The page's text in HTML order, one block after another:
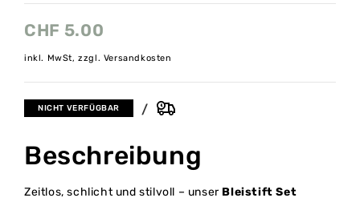
CHF 5.00
inkl. MwSt, zzgl. Versandkosten
NICHT VERFÜGBAR
Beschreibung
Zeitlos, schlicht und stilvoll – unser Bleistift Set